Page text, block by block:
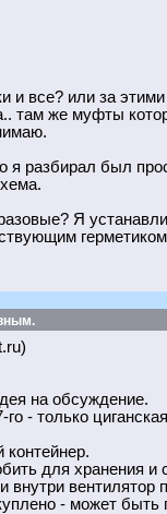
и все? или за
там же муфты
я разбирал был
Я
на обсуждение.
- только
контейнер.
для хранения и
вентилятор
- может быть